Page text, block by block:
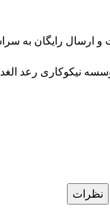
رایگان به سراسر
نیکوکاری رعد
نظرات